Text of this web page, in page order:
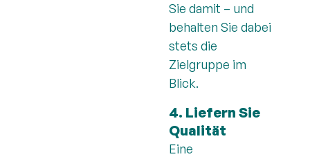
Sie damit – und
behalten Sie dabei
stets die
Zielgruppe im
Blick.
4. Liefern Sie
Qualität
Eine